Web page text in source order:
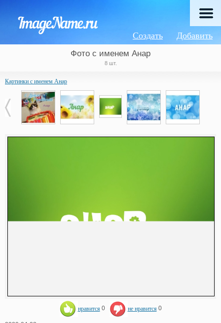
Добавить
Создать
Фото с именем Анар
8 шт.
Картинки с именем Анар
нравится 0 не нравится 0